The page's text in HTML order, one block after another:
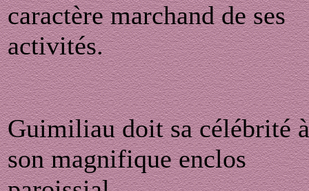
caractère marchand de ses
activités.
Guimiliau doit sa célébrité à
son magnifique enclos